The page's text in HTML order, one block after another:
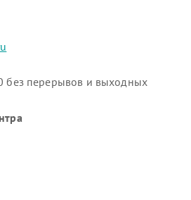
перерывов и выходных